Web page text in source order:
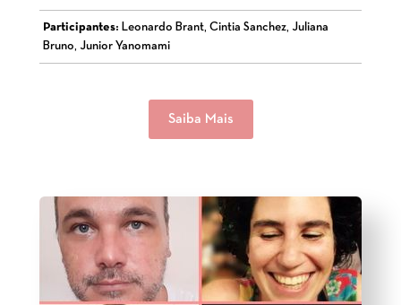
Participantes: Leonardo Brant, Cintia Sanchez, Juliana
Bruno, Junior Yanomami
Saiba Mais